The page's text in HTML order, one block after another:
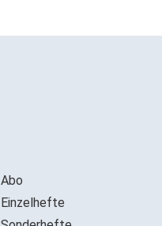
Abo
Einzelhefte